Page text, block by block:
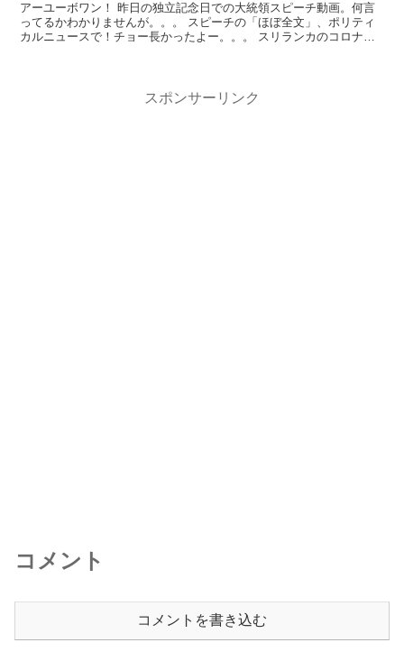
アーユーボワン！ 昨日の独立記念日での大統領スピーチ動画。何言
ってるかわかりませんが。。。 スピーチの「ほぼ全文」、ポリティ
カルニュースで！チョー長かったよー。。。 スリランカのコロナ関
スポンサーリンク
コメント
コメントを書き込む